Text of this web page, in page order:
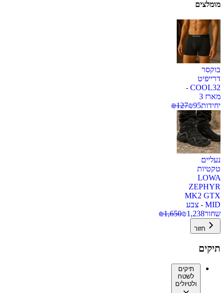
מומלצים
בוקסר
דרייפיט
COOL32 -
מארז 3
יחידות
₪95
₪127
נעליים
טקטיות
LOWA
ZEPHYR
MK2 GTX
MID - צבע
שחור
₪1,238
₪1,650
חזור
תיקים
תיקים
לשטח
ולטיולים